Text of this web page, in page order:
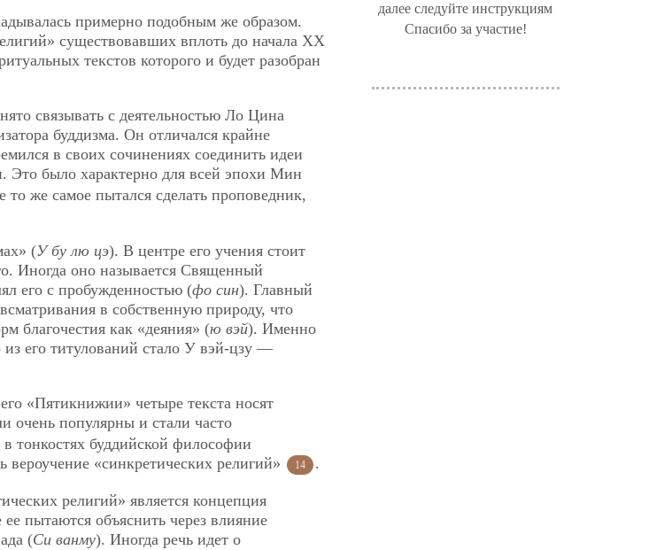
примерно подобным же образом.
существовавших вплоть до начала XX
текстов которого и будет разобран
связывать с деятельностью Ло Цина
буддизма. Он отличался крайне
в своих сочинениях соединить идеи
Это было характерно для всей эпохи Мин
же самое пытался сделать проповедник,
(У бу лю цэ). В центре его учения стоит
Иногда оно называется Священный
его с пробужденностью (фо син). Главный
в собственную природу, что
благочестия как «деяния» (ю вэй). Именно
его титулований стало У вэй-цзу —
«Пятикнижии» четыре текста носят
очень популярны и стали часто
тонкостях буддийской философии
«синкретических религий» 14 .
религий» является концепция
пытаются объяснить через влияние
(Си ванму). Иногда речь идет о
далее следуйте инструкциям
Спасибо за участие!